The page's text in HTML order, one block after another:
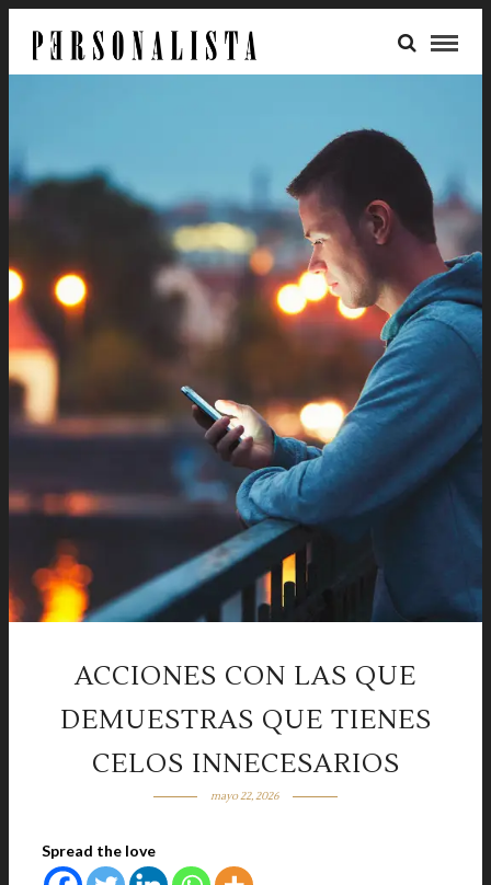
ACCIONES CON LAS QUE
DEMUESTRAS QUE TIENES
CELOS INNECESARIOS
mayo 22, 2026
Spread the love